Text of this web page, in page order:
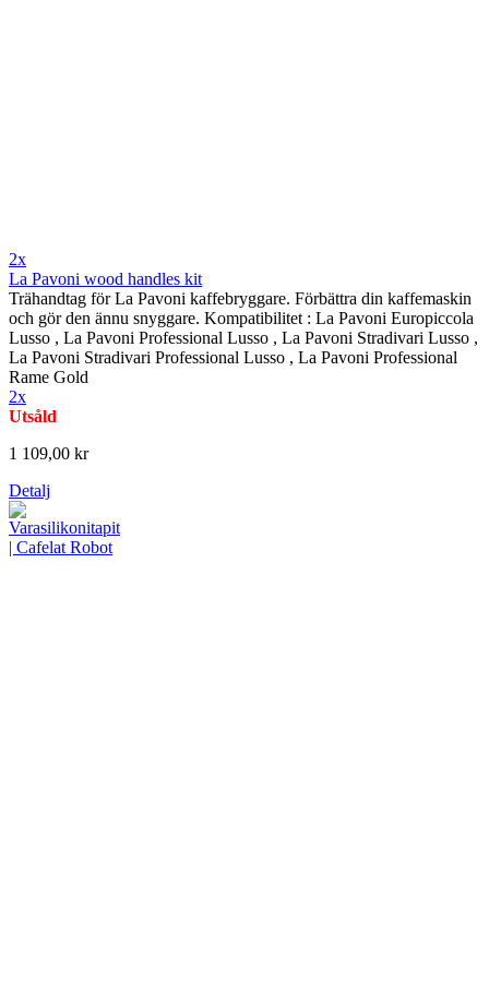
2x
La Pavoni wood handles kit
Trähandtag för La Pavoni kaffebryggare. Förbättra din kaffemaskin
och gör den ännu snyggare. Kompatibilitet : La Pavoni Europiccola
Lusso , La Pavoni Professional Lusso , La Pavoni Stradivari Lusso ,
La Pavoni Stradivari Professional Lusso , La Pavoni Professional
Rame Gold
2x
Utsåld
1 109,00 kr
Detalj